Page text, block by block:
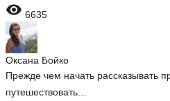
 6635
Оксана Бойко
Прежде чем начать рассказывать
путешествовать...